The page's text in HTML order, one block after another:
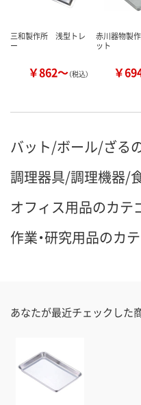
三和製作所 浅型トレ
ー
￥862～（税込）
赤川器物製
ット
￥
バット/ボール/ざる
調理器具/調理機器/
オフィス用品のカテ
作業・研究用品のカ
あなたが最近チェックした